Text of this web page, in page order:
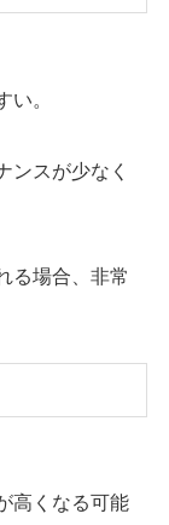
い。
ンスが少なく
る場合、非常
高くなる可能